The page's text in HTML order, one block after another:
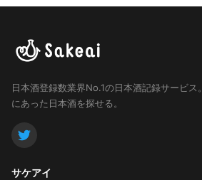
日本酒登録数業界No.1の日本酒記録サービス。
にあった日本酒を探せる。
サケアイ